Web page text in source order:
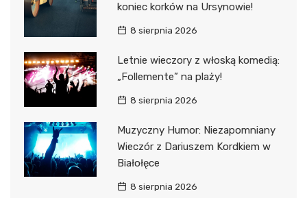
koniec korków na Ursynowie!
8 sierpnia 2026
Letnie wieczory z włoską komedią:
„Follemente” na plaży!
8 sierpnia 2026
Muzyczny Humor: Niezapomniany
Wieczór z Dariuszem Kordkiem w
Białołęce
8 sierpnia 2026